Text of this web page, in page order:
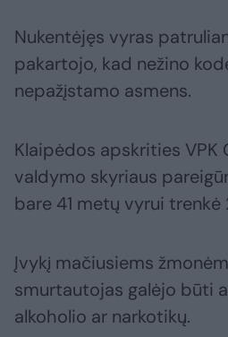
Nukentėjęs vyras
pakartojo, kad nežino
nepažįstamo asmens.
Klaipėdos apskrities VPK
valdymo skyriaus
bare 41 metų vyrui
Įvykį mačiusiems
smurtautojas galėjo būti
alkoholio ar narkotikų.